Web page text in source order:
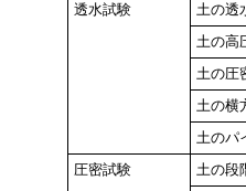
透水試験
土の透
土の高
土の圧
土の横
土のパ
圧密試験
土の段